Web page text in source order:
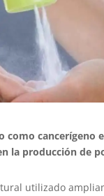
como cancerígeno
la producción de
utilizado